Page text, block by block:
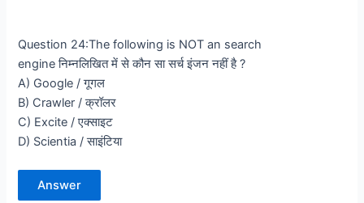
Question 24:The following is NOT an search
engine निम्नलिखित में से कौन सा सर्च इंजन नहीं है ?
A) Google / गूगल
B) Crawler / क्रॉलर
C) Excite / एक्साइट
D) Scientia / साइंटिया
Answer